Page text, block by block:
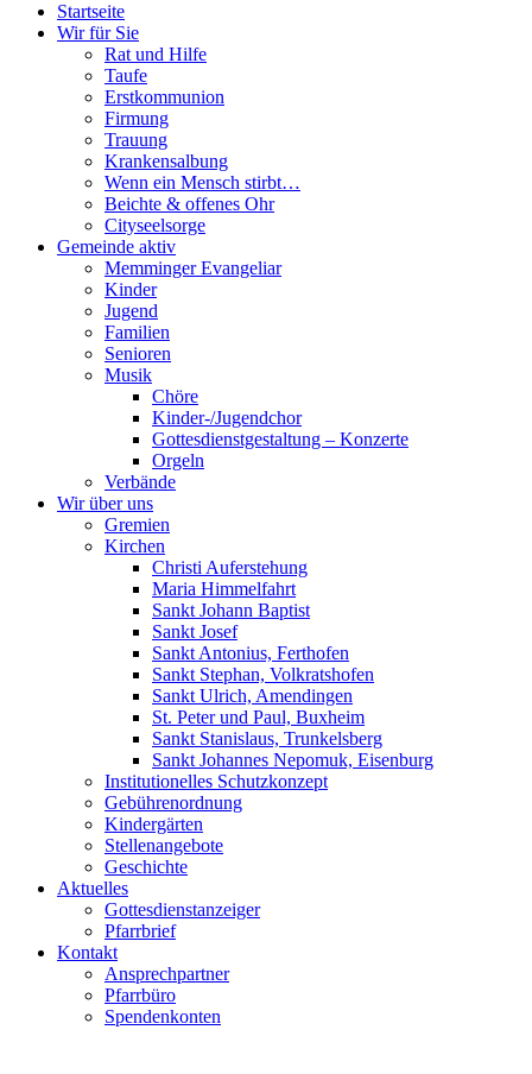
Startseite
Wir für Sie
Rat und Hilfe
Taufe
Erstkommunion
Firmung
Trauung
Krankensalbung
Wenn ein Mensch stirbt…
Beichte & offenes Ohr
Cityseelsorge
Gemeinde aktiv
Memminger Evangeliar
Kinder
Jugend
Familien
Senioren
Musik
Chöre
Kinder-/Jugendchor
Gottesdienstgestaltung – Konzerte
Orgeln
Verbände
Wir über uns
Gremien
Kirchen
Christi Auferstehung
Maria Himmelfahrt
Sankt Johann Baptist
Sankt Josef
Sankt Antonius, Ferthofen
Sankt Stephan, Volkratshofen
Sankt Ulrich, Amendingen
St. Peter und Paul, Buxheim
Sankt Stanislaus, Trunkelsberg
Sankt Johannes Nepomuk, Eisenburg
Institutionelles Schutzkonzept
Gebührenordnung
Kindergärten
Stellenangebote
Geschichte
Aktuelles
Gottesdienstanzeiger
Pfarrbrief
Kontakt
Ansprechpartner
Pfarrbüro
Spendenkonten